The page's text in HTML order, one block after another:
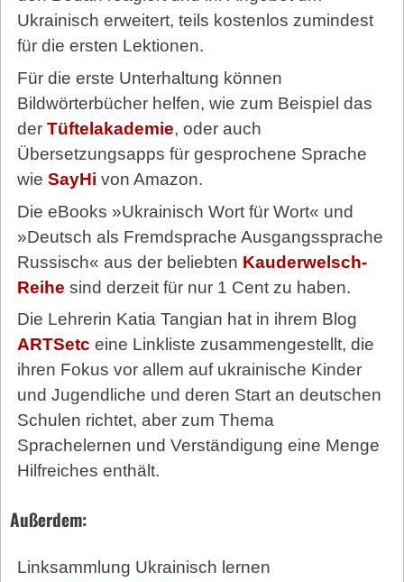
Ukrainisch erweitert, teils kostenlos zumindest
für die ersten Lektionen.
Für die erste Unterhaltung können
Bildwörterbücher helfen, wie zum Beispiel das
der Tüftelakademie, oder auch
Übersetzungsapps für gesprochene Sprache
wie SayHi von Amazon.
Die eBooks »Ukrainisch Wort für Wort« und
»Deutsch als Fremdsprache Ausgangssprache
Russisch« aus der beliebten Kauderwelsch-
Reihe sind derzeit für nur 1 Cent zu haben.
Die Lehrerin Katia Tangian hat in ihrem Blog
ARTSetc eine Linkliste zusammengestellt, die
ihren Fokus vor allem auf ukrainische Kinder
und Jugendliche und deren Start an deutschen
Schulen richtet, aber zum Thema
Sprachelernen und Verständigung eine Menge
Hilfreiches enthält.
Außerdem:
Linksammlung Ukrainisch lernen